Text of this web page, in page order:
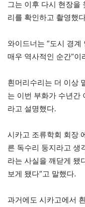
그는 이후 다시 현장을
리를 확인하고 촬영했
와이드너는 “도시 경
매우 역사적인 순간”이
흰머리수리는 더 이상
는 이번 부화가 수년간
라고 설명했다.
시카고 조류학회 회장
른 독수리 둥지라고 생
라는 사실을 깨닫게 됐
보게 됐다”고 말했다.
과거에도 시카고에서